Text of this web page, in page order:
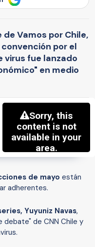
Vamos por Chile,
por el
virus fue lanzado
en medio
de mayo están
adherentes.
Yuyuniz Navas,
debate" de CNN Chile y